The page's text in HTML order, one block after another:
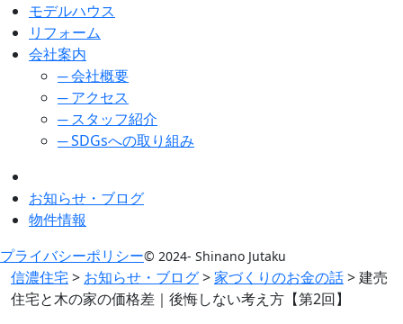
モデルハウス
リフォーム
会社案内
─ 会社概要
─ アクセス
─ スタッフ紹介
─ SDGsへの取り組み
お知らせ・ブログ
物件情報
プライバシーポリシー© 2024- Shinano Jutaku
信濃住宅 > お知らせ・ブログ>家づくりのお金の話>建売
住宅と木の家の価格差｜後悔しない考え方【第2回】